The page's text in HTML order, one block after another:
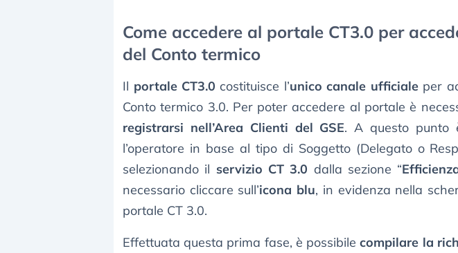
Come accedere al portale CT3.0 per
del Conto termico
Il portale CT3.0 costituisce l’unico canale ufficialeper
Conto termico 3.0. Per poter accedere al portale è
registrarsi nell’Area Clienti del GSE. A questo punto
l’operatore in base al tipo di Soggetto (Delegato o
selezionando il servizio CT 3.0 dalla sezione “
necessario cliccare sull’icona blu, in evidenza nella
portale CT 3.0.
Effettuata questa prima fase, è possibilecompilare la